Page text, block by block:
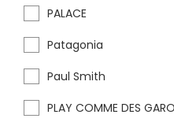
PALACE
Patagonia
Paul Smith
PLAY COMME DES